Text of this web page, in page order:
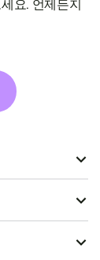
요. 언제든지